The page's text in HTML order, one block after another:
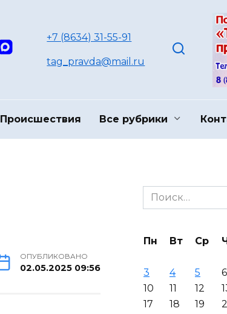
+7 (8634) 31-55-91
tag_pravda@mail.ru
Происшествия Все рубрики
ОПУБЛИКОВАНО
02.05.2025 09:56
Search
for:
Пн Вт Ср
3
4 5 6
10
11 12
17
18 19